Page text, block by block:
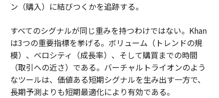
ン（購入）に結びつくかを追跡する。
すべてのシグナルが同じ重みを持つわけではない。Khan
は3つの重要指標を挙げる。ボリューム（トレンドの規
模）、ベロシティ（成長率）、そして購買までの時間
（取引への近さ）である。バーチャルトライオンのよう
なツールは、価値ある短期シグナルを生み出す一方で、
長期予測よりも短期最適化により有効である。